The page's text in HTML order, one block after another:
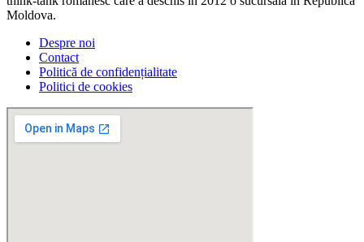
Moldova.
Despre noi
Contact
Politică de confidențialitate
Politici de cookies